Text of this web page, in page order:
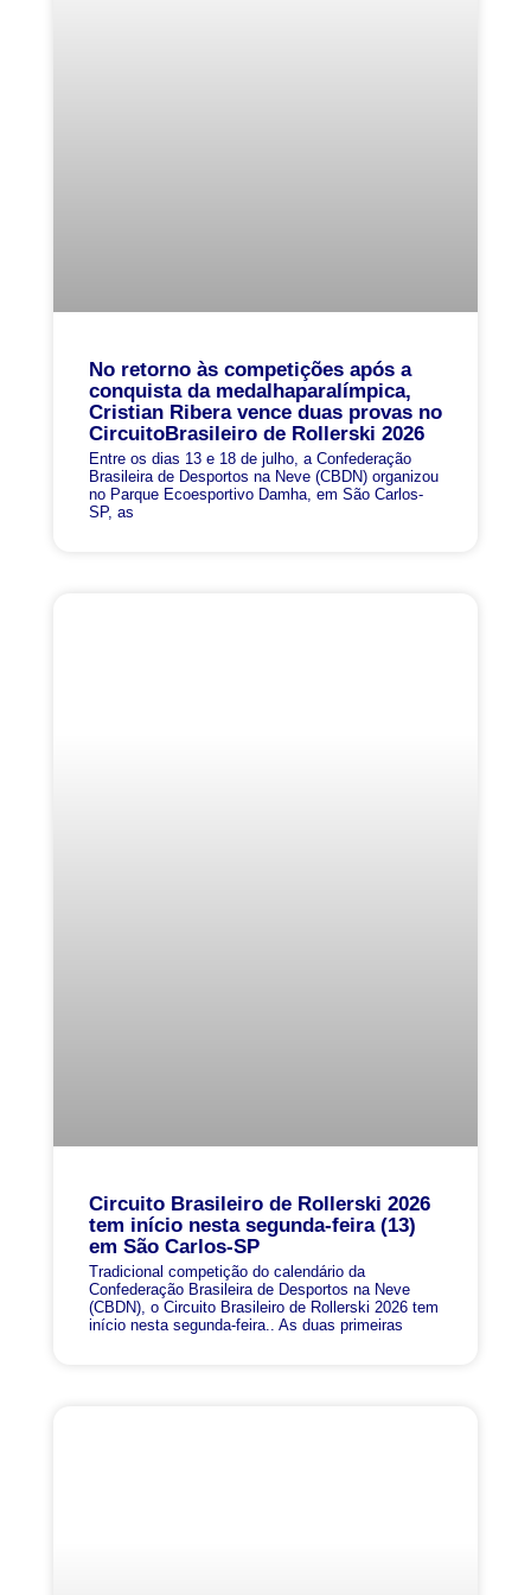
No retorno às competições após a
conquista da medalhaparalímpica,
Cristian Ribera vence duas provas no
CircuitoBrasileiro de Rollerski 2026
Entre os dias 13 e 18 de julho, a Confederação
Brasileira de Desportos na Neve (CBDN) organizou
no Parque Ecoesportivo Damha, em São Carlos-
SP, as
Circuito Brasileiro de Rollerski 2026
tem início nesta segunda-feira (13)
em São Carlos-SP
Tradicional competição do calendário da
Confederação Brasileira de Desportos na Neve
(CBDN), o Circuito Brasileiro de Rollerski 2026 tem
início nesta segunda-feira.. As duas primeiras